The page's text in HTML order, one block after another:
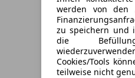
werden von den
zu speichern und
die
Cookies/Tools
teilweise nicht